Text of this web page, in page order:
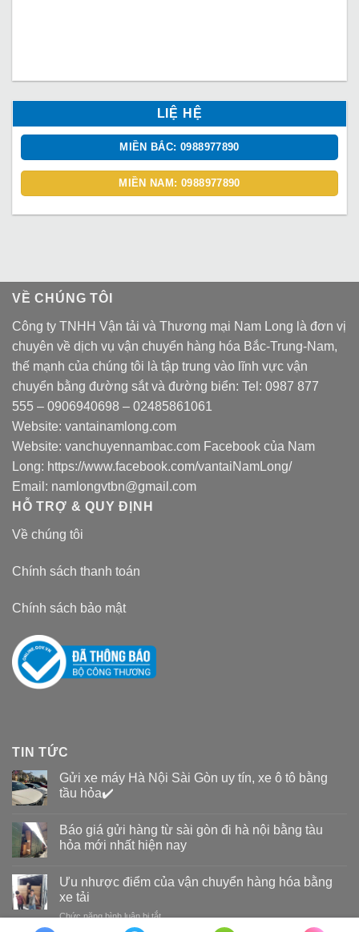
LIỆ HỆ
MIỀN BẮC: 0988977890
MIỀN NAM: 0988977890
VỀ CHÚNG TÔI
Công ty TNHH Vận tải và Thương mại Nam Long là đơn vị
chuyên về dịch vụ vận chuyển hàng hóa Bắc-Trung-Nam,
thế mạnh của chúng tôi là tập trung vào lĩnh vực vận
chuyển bằng đường sắt và đường biển: Tel: 0987 877
555 – 0906940698 – 02485861061
Website: vantainamlong.com
Website: vanchuyennambac.com Facebook của Nam
Long: https://www.facebook.com/vantaiNamLong/
Email: namlongvtbn@gmail.com
HỖ TRỢ & QUY ĐỊNH
Về chúng tôi
Chính sách thanh toán
Chính sách bảo mật
TIN TỨC
Gửi xe máy Hà Nội Sài Gòn uy tín, xe ô tô bằng
tầu hỏa✔️
Báo giá gửi hàng từ sài gòn đi hà nội bằng tàu
hỏa mới nhất hiện nay
Ưu nhược điểm của vận chuyển hàng hóa bằng
xe tải
Chức năng bình luận bị tắtở